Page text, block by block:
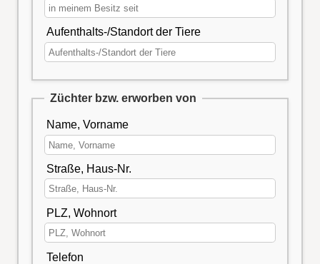
Aufenthalts-/Standort der Tiere
Züchter bzw. erworben von
Name, Vorname
Straße, Haus-Nr.
PLZ, Wohnort
Telefon